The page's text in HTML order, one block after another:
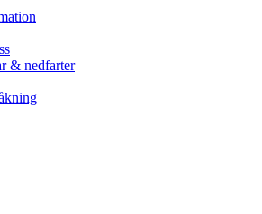
& nedfarter